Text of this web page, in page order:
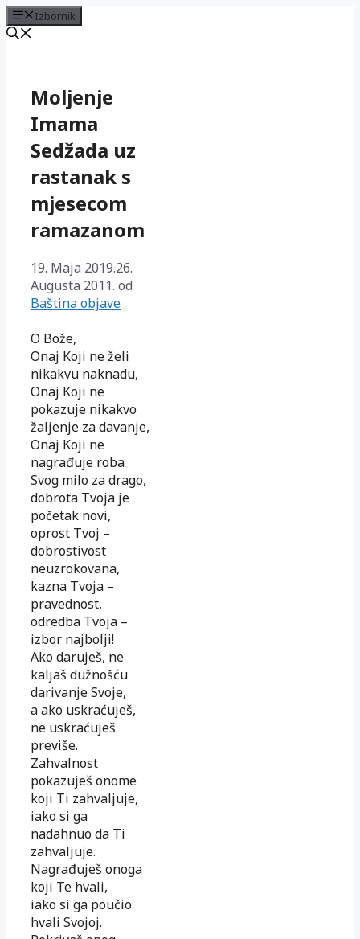
Izbornik
sadržajMoljenje
Imama
Sedžada uz
rastanak s
mjesecom
ramazanom
19. Maja 2019.26.
Augusta 2011. od
Baština objave
O Bože,
Onaj Koji ne želi
nikakvu naknadu,
Onaj Koji ne
pokazuje nikakvo
žaljenje za davanje,
Onaj Koji ne
nagrađuje roba
Svog milo za drago,
dobrota Tvoja je
početak novi,
oprost Tvoj –
dobrostivost
neuzrokovana,
kazna Tvoja –
pravednost,
odredba Tvoja –
izbor najbolji!
Ako daruješ, ne
kaljaš dužnošću
darivanje Svoje,
a ako uskraćuješ,
ne uskraćuješ
previše.
Zahvalnost
pokazuješ onome
koji Ti zahvaljuje,
iako si ga
nadahnuo da Ti
zahvaljuje.
Nagrađuješ onoga
koji Te hvali,
iako si ga poučio
hvali Svojoj.